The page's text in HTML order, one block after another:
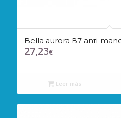
Bella aurora B7 anti-
27,23€
Leer más